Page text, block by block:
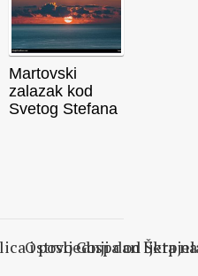
Martovski
zalazak kod
Svetog Stefana
i posljednji dan ljeta
Ostrvo Gospa od